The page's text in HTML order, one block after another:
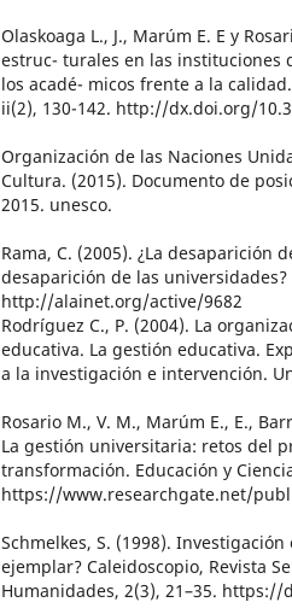
Olaskoaga L., J., Marúm E. E y
estruc- turales en las instituciones
los acadé- micos frente a la
ii(2), 130-142. http://dx.doi.org/
Organización de las Naciones
Cultura. (2015). Documento de
2015. unesco.
Rama, C. (2005). ¿La desaparición
desaparición de las
http://alainet.org/active/9682
Rodríguez C., P. (2004). La
educativa. La gestión educativa.
a la investigación e intervención.
Rosario M., V. M., Marúm E., E.,
La gestión universitaria: retos del
transformación. Educación y
https://www.researchgate.net/
Schmelkes, S. (1998).
ejemplar? Caleidoscopio, Revista
Humanidades, 2(3), 21–35. https://